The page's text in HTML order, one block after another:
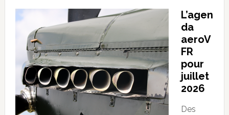
L’agen
da
aeroV
FR
pour
juillet
2026
Des